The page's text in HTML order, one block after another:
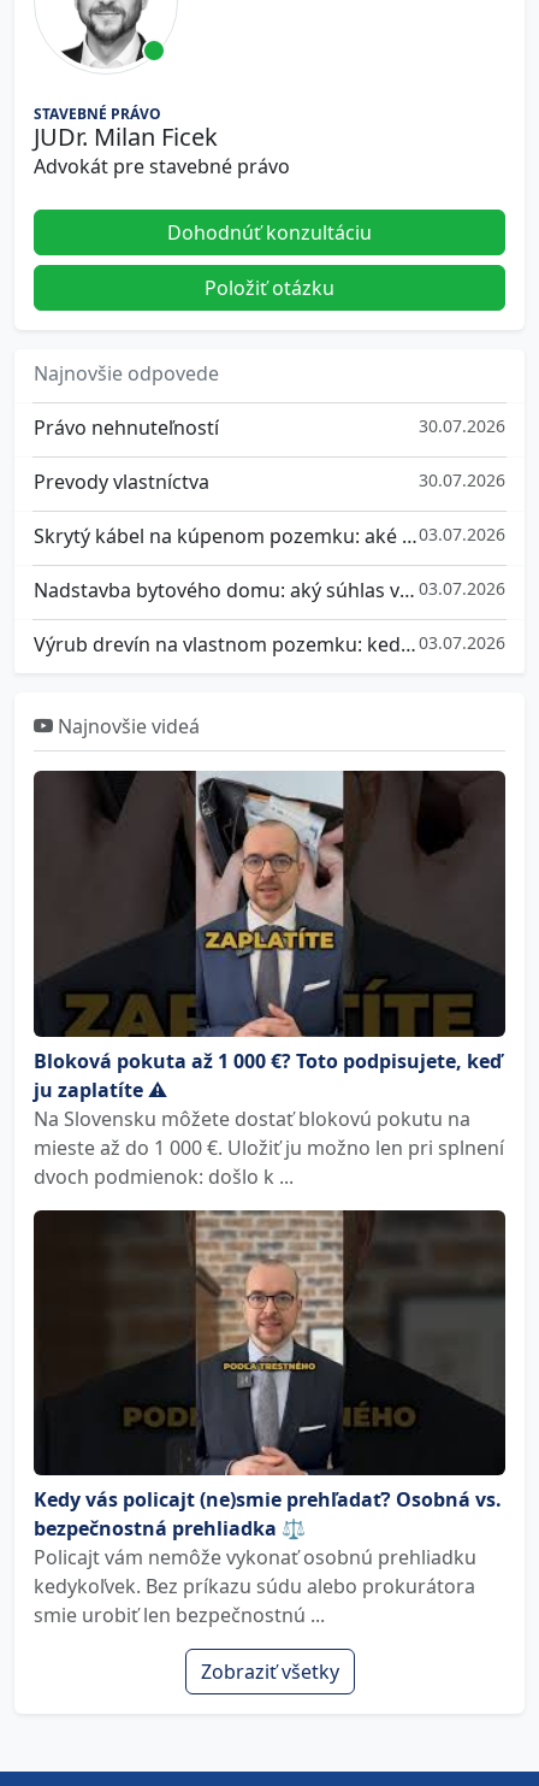
STAVEBNÉ PRÁVO
JUDr. Milan Ficek
Advokát pre stavebné právo
Dohodnúť konzultáciu
Položiť otázku
Najnovšie odpovede
Právo nehnuteľností 30.07.2026
Prevody vlastníctva 30.07.2026
Skrytý kábel na kúpenom pozemku: aké máte práva a ako sa brániť03.07.2026
Nadstavba bytového domu: aký súhlas vlastníkov potrebujete a ako sa brániť, ak nesúhlasíte 03.07.2026
Výrub drevín na vlastnom pozemku: kedy potrebujete súhlas a aké pokuty hrozia za nepovolený výrub stromu03.07.2026
Najnovšie videá
Bloková pokuta až 1 000 €? Toto podpisujete, keď
ju zaplatíte ⚠️
Na Slovensku môžete dostať blokovú pokutu na
mieste až do 1 000 €. Uložiť ju možno len pri splnení
dvoch podmienok: došlo k ...
Kedy vás policajt (ne)smie prehľadať? Osobná vs.
bezpečnostná prehliadka ⚖️
Policajt vám nemôže vykonať osobnú prehliadku
kedykoľvek. Bez príkazu súdu alebo prokurátora
smie urobiť len bezpečnostnú ...
Zobraziť všetky